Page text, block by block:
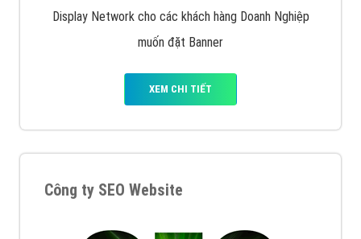
Display Network cho các khách hàng Doanh Nghiệp
muốn đặt Banner
XEM CHI TIẾT
Công ty SEO Website